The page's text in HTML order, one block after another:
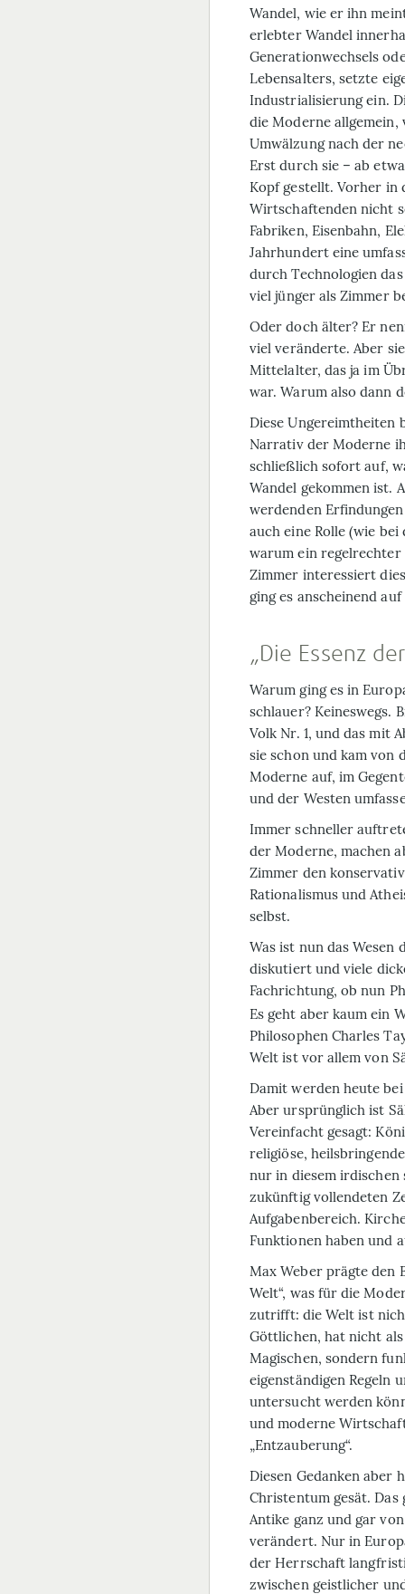
Wandel, wie er ihn
erlebter Wandel
Generationwechsels
Lebensalters, setzte
Industrialisierung ein.
die Moderne allgemein,
Umwälzung nach der
Erst durch sie – ab
Kopf gestellt. Vorher in
Wirtschaftenden nicht
Fabriken, Eisenbahn,
Jahrhundert eine
durch Technologien
viel jünger als Zimmer
Oder doch älter? Er
viel veränderte. Aber
Mittelalter, das ja im
war. Warum also dann
Diese Ungereimtheiten
Narrativ der Moderne
schließlich sofort auf,
Wandel gekommen ist.
werdenden
auch eine Rolle (wie
warum ein regelrechter
Zimmer interessiert
ging es anscheinend
„Die Essenz
Warum ging es in
schlauer? Keineswegs.
Volk Nr. 1, und das mit
sie schon und kam von
Moderne auf, im
und der Westen
Immer schneller
der Moderne, machen
Zimmer den
Rationalismus und
selbst.
Was ist nun das
diskutiert und viele
Fachrichtung, ob nun
Es geht aber kaum ein
Philosophen Charles
Welt ist vor allem von
Damit werden heute
Aber ursprünglich ist
Vereinfacht gesagt:
religiöse,
nur in diesem irdischen
zukünftig vollendeten
Aufgabenbereich.
Funktionen haben und
Max Weber prägte den
Welt“, was für die
zutrifft: die Welt ist
Göttlichen, hat nicht als
Magischen, sondern
eigenständigen Regeln
untersucht werden
und moderne
„Entzauberung“.
Diesen Gedanken aber
Christentum gesät.
Antike ganz und gar
verändert. Nur in
der Herrschaft
zwischen geistlicher